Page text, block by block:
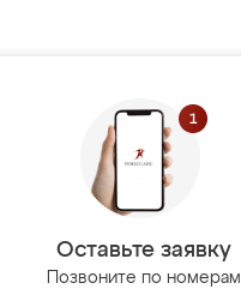
Оставьте заявку
Позвоните по номерам